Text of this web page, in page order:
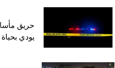
حريق
يودي